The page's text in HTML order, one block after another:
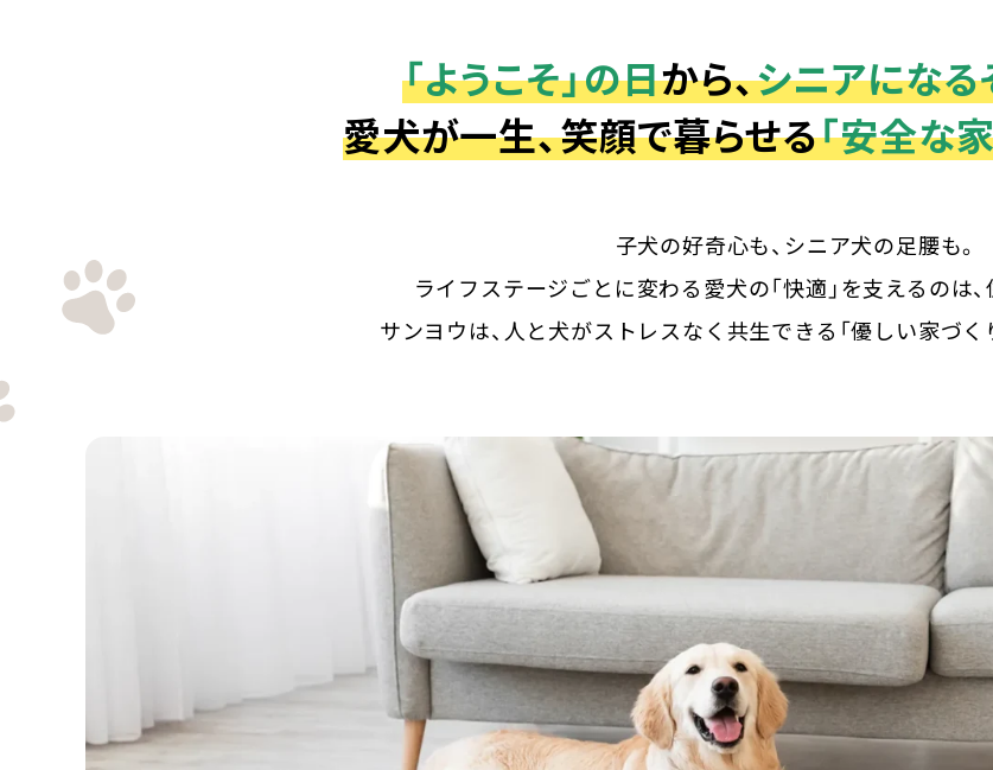
「ようこそ」の日から、シニアになる
愛犬が一生、笑顔で暮らせる「安全な家
子犬の好奇心も、シニア犬の足腰も。
ライフステージごとに変わる愛犬の「快適」を支えるのは、
サンヨウは、人と犬がストレスなく共生できる「優しい家づく